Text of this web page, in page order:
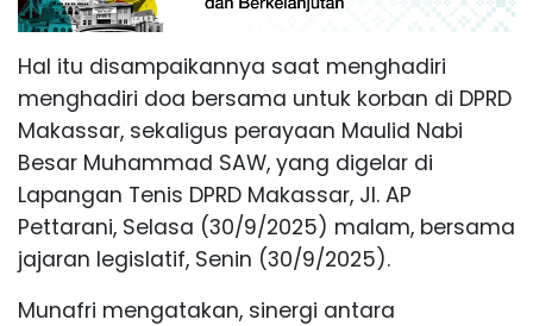
Hal itu disampaikannya saat menghadiri
menghadiri doa bersama untuk korban di DPRD
Makassar, sekaligus perayaan Maulid Nabi
Besar Muhammad SAW, yang digelar di
Lapangan Tenis DPRD Makassar, Jl. AP
Pettarani, Selasa (30/9/2025) malam, bersama
jajaran legislatif, Senin (30/9/2025).
Munafri mengatakan, sinergi antara